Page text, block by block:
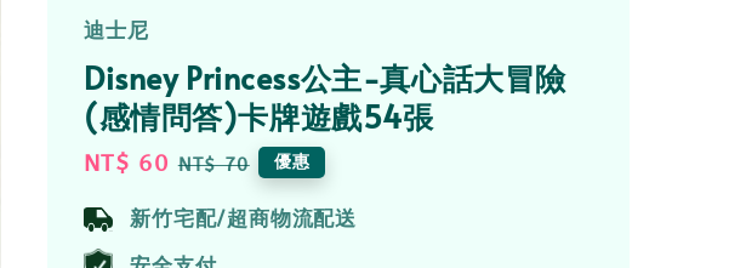
迪士尼
Disney Princess公主-真心話大冒險
(感情問答)卡牌遊戲54張
Sale
NT$ 60 Regular
NT$ 70 優惠
新竹宅配/超商物流配送